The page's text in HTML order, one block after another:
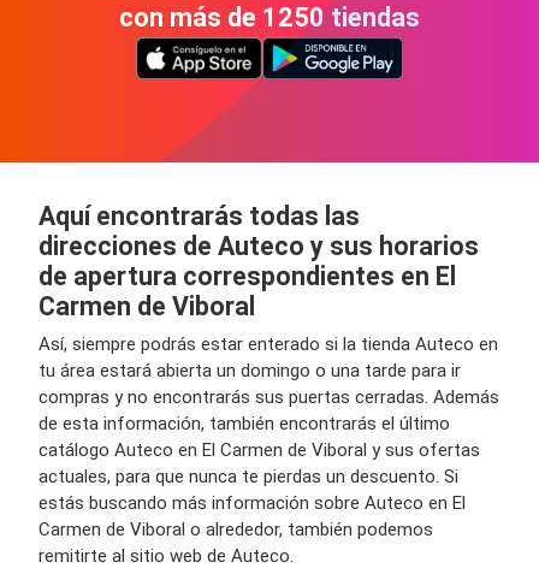
con más de 1250 tiendas
Aquí encontrarás todas las
direcciones de Auteco y sus horarios
de apertura correspondientes en El
Carmen de Viboral
Así, siempre podrás estar enterado si la tienda Auteco en
tu área estará abierta un domingo o una tarde para ir
compras y no encontrarás sus puertas cerradas. Además
de esta información, también encontrarás el último
catálogo Auteco en El Carmen de Viboral y sus ofertas
actuales, para que nunca te pierdas un descuento. Si
estás buscando más información sobre Auteco en El
Carmen de Viboral o alrededor, también podemos
remitirte al sitio web de Auteco.